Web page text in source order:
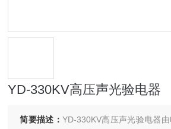
YD-330KV高压声光验电器
简要描述：YD-330KV高压声光验电器